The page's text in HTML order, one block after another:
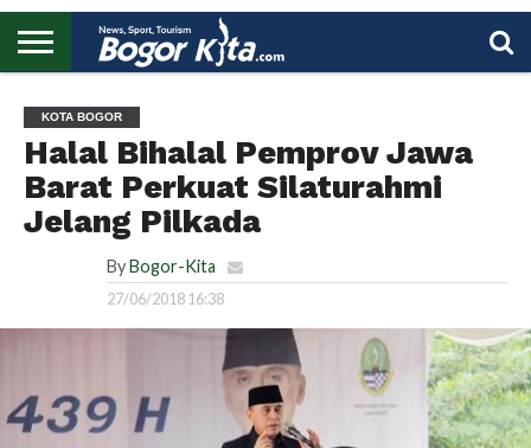
UTAMA
KOTA BOGOR
Halal Bihalal Pemprov Jawa
Barat Perkuat Silaturahmi
Jelang Pilkada
By Bogor-Kita
27/06/2018 16:38